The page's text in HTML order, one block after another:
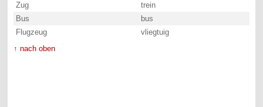
Zug
trein
Bus
bus
Flugzeug
vliegtuig
↑ nach oben